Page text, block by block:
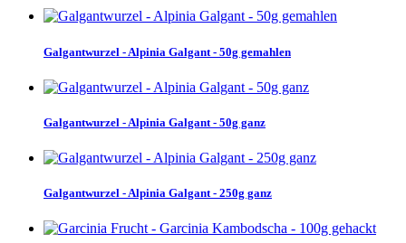
Galgantwurzel - Alpinia Galgant - 50g gemahlen
Galgantwurzel - Alpinia Galgant - 50g ganz
Galgantwurzel - Alpinia Galgant - 250g ganz